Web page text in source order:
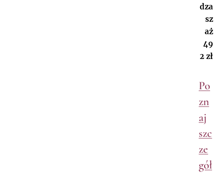
dza
sz
aż
49
2 zł
Po
zn
aj
szc
ze
gół